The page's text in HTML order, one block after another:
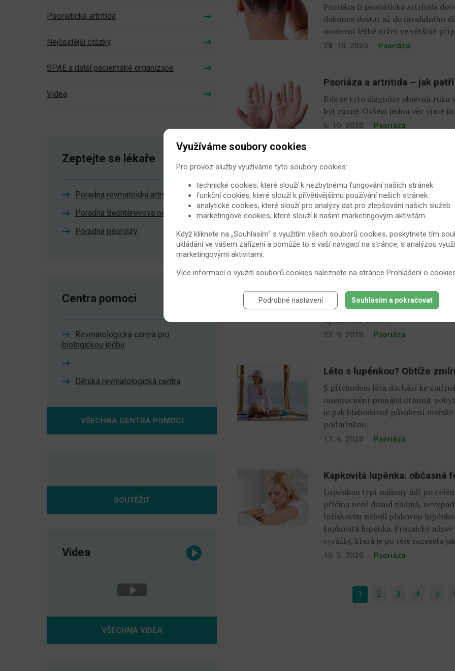
Psoriáza či psoriatická artritida
dokonce dostat až do invalidního
moderní léčbě držet ve většině
28. 10. 2020 Psoriáza
Psoriáza a artritida – jak
Kde se tyto diagnózy objevují ruku
být různé. Ovšem jednu věc víme
6. 10. 2020 Psoriáza
Inverzní formu lupénky bývá
Zřejmě žádný pacient s lupénkou
dobře viditelných místech, zvláště
je méně starostí. Možná je to právě
1. 10. 2020 Psoriáza
Zatímco velkou část nemocí na
přesně naopak. Kůže pacientů
olupujícími se bílými šupinkami.
minimalizovat. Ovšem to může
opakovaně vracet.
22. 9. 2020 Psoriáza
Léto s lupénkou? Obtíže
S příchodem léta dochází ke
onemocnění pomáhá utlumit
je pak blahodárné působení
podmínkou.
17. 6. 2020 Psoriáza
Kapkovitá lupénka: občasná
Lupénkou trpí miliony lidí po
příčina není dosud známá,
ložiskovou neboli plakovou
kapkovitá lupénka. Prozaický
vyrážky, která je po těle rozeseta
15. 5. 2020 Psoriáza
1 (current)
2 3 4 5
Psoriatická artritida
Nejčastější otázky
SPAE a další pacientské organizace
Videa
Zeptejte se lékaře
Poradna revmatoidní artritidy
Poradna Bechtěrevova nemoc
Poradna psoriázy
Centra pomoci
Revmatologická centra pro
biologickou léčbu
Dětská revmatologická centra
VŠECHNA CENTRA POMOCI
SOUTĚŽIT
Videa
VŠECHNA VIDEA
Využíváme soubory cookies
Pro provoz služby využíváme tyto soubory cookies:
technické cookies, které slouží k nezbytnému fungování našich stránek
funkční cookies, které slouží k přívětivějšímu používání našich stránek
analytické cookies, které slouží pro analýzy dat pro zlepšování našich služeb
marketingové cookies, které slouží k našim marketingovým aktivitám
Když kliknete na „Souhlasím“ s využitím všech souborů cookies, poskytnete tím
ukládání ve vašem zařízení a pomůže to s vaší navigací na stránce, s analýzou
marketingovými aktivitami.
Více informací o využití souborů cookies naleznete na stránce Prohlášení o
Podrobné nastavení Souhlasím a pokračovat